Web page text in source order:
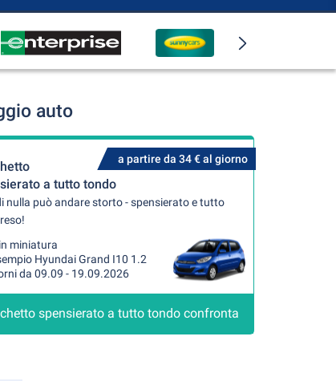
auto
a partire da 34 € al giorno
a tutto tondo
nulla può andare storto - spensierato e tutto
miniatura
Hyundai Grand I10 1.2
da 09.09 - 19.09.2026
spensierato a tutto tondo confronta